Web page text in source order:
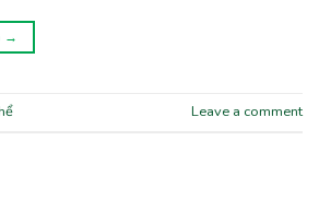
→
Leave a comment